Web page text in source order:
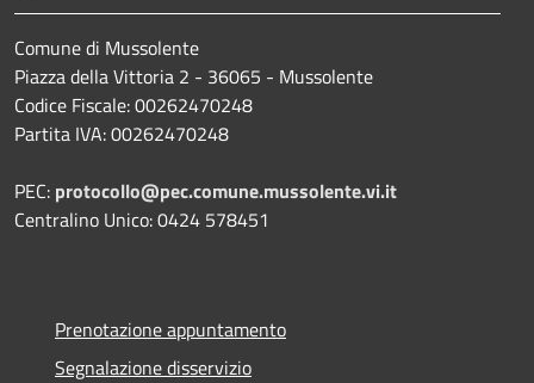
Comune di Mussolente
Piazza della Vittoria 2 - 36065 - Mussolente
Codice Fiscale: 00262470248
Partita IVA: 00262470248
PEC: protocollo@pec.comune.mussolente.vi.it
Centralino Unico: 0424 578451
Prenotazione appuntamento
Segnalazione disservizio